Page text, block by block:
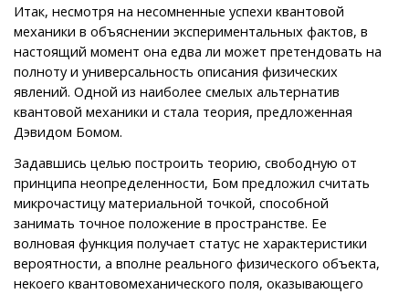
Итак, несмотря на несомненные успехи квантовой
механики в объяснении экспериментальных фактов, в
настоящий момент она едва ли может претендовать на
полноту и универсальность описания физических
явлений. Одной из наиболее смелых альтернатив
квантовой механики и стала теория, предложенная
Дэвидом Бомом.
Задавшись целью построить теорию, свободную от
принципа неопределенности, Бом предложил считать
микрочастицу материальной точкой, способной
занимать точное положение в пространстве. Ее
волновая функция получает статус не характеристики
вероятности, а вполне реального физического объекта,
некоего квантовомеханического поля, оказывающего